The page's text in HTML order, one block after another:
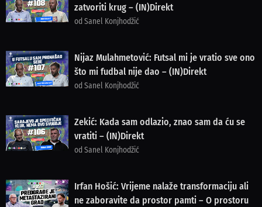
zatvoriti krug – (IN)Direkt
od Sanel Konjhodžić
Nijaz Mulahmetović: Futsal mi je vratio sve ono
što mi fudbal nije dao – (IN)Direkt
od Sanel Konjhodžić
Zekić: Kada sam odlazio, znao sam da ću se
vratiti – (IN)Direkt
od Sanel Konjhodžić
Irfan Hošić: Vrijeme nalaže transformaciju ali
ne zaboravite da prostor pamti – O prostoru